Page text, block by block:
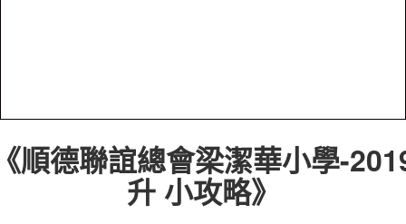
順德聯誼總會梁潔華小學-
升 小攻略》